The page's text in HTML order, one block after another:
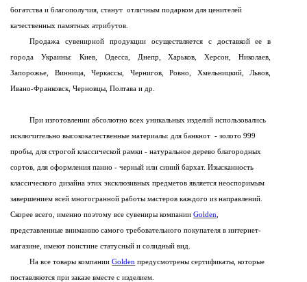
богатства и благополучия, станут отличным подарком для ценителей
качественных памятных атрибутов.
Продажа сувенирной продукции осуществляется с доставкой ее в
города Украины: Киев, Одесса, Днепр, Харьков, Херсон, Николаев,
Запорожье, Винница, Черкассы, Чернигов, Ровно, Хмельницкий, Львов,
Ивано-Франковск, Черновцы, Полтава и др.
При изготовлении абсолютно всех уникальных изделий использовались
исключительно высококачественные материалы: для банкнот - золото 999
пробы, для строгой классической рамки - натуральное дерево благородных
сортов, для оформления панно - черный или синий бархат. Изысканность
классического дизайна этих эксклюзивных предметов является неоспоримым
завершением всей многогранной работы мастеров каждого из направлений.
Скорее всего, именно поэтому все сувениры компании Golden
представленные вниманию самого требовательного покупателя в интернет-
магазине, имеют поистине статусный и солидный вид.
На все товары компанииGolden предусмотрены сертификаты, которые
поставляются при заказе вместе с изделием.